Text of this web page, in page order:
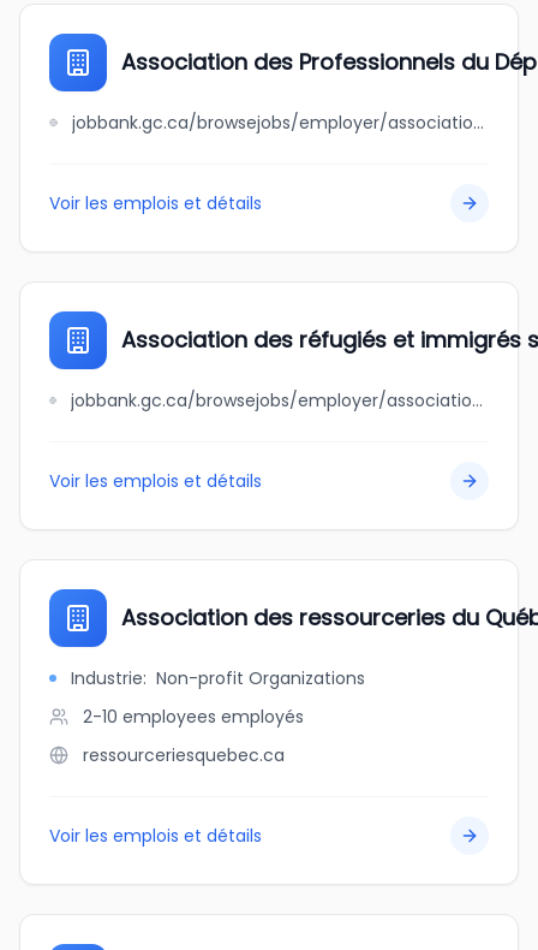
Association des Professionnels du
jobbank.gc.ca/browsejobs/employer/association+des+professionnels+du+d%C3%A9pannage+du+qu%C3%A9bec/ca
Voir les emplois et détails
Association des réfugiés et immigrés
jobbank.gc.ca/browsejobs/employer/association+des+r%C3%A9fugi%C3%A9s+et+immigr%C3%A9s+sans+fronti%C3%A8res/ca
Voir les emplois et détails
Association des ressourceries du
Industrie: Non-profit Organizations
2-10 employees employés
ressourceriesquebec.ca
Voir les emplois et détails